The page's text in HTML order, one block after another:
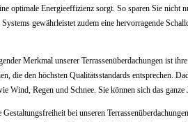
optimale Energieeffizienz sorgt. So sparen Sie
gewährleistet zudem eine hervorragende
Merkmal unserer Terrassenüberdachungen ist
die den höchsten Qualitätsstandards entsprechen.
Wind, Regen und Schnee. Sie können sich das
bei unseren